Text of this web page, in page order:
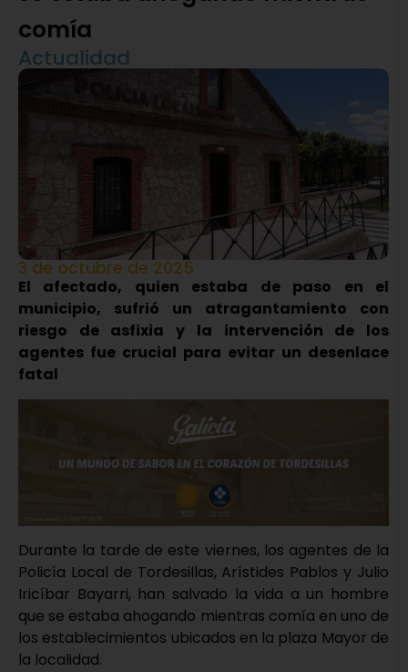
comía
Actualidad
3 de octubre de 2025
El afectado, quien estaba de paso en el
municipio, sufrió un atragantamiento con
riesgo de asfixia y la intervención de los
agentes fue crucial para evitar un desenlace
fatal
Durante la tarde de este viernes, los agentes de la
Policía Local de Tordesillas, Arístides Pablos y Julio
Iricíbar Bayarri, han salvado la vida a un hombre
que se estaba ahogando mientras comía en uno de
los establecimientos ubicados en la plaza Mayor de
la localidad.